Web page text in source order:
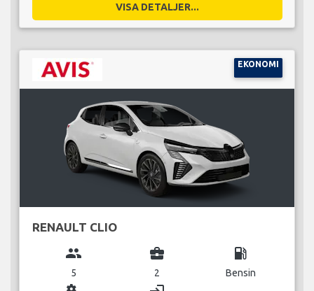
VISA DETALJER...
EKONOMI
RENAULT CLIO
group
5
business_center
2
local_gas_station
Bensin